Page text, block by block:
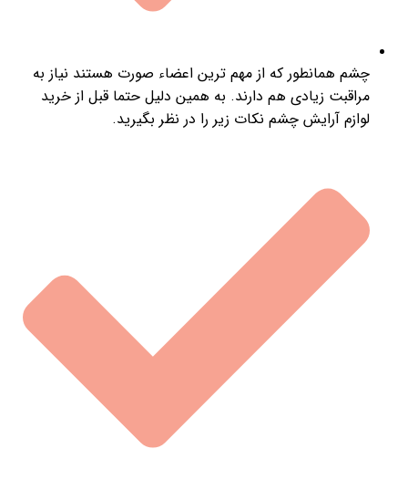
چشم همانطور که از مهم ترین اعضاء صورت هستند نیاز به
مراقبت زیادی هم دارند. به همین دلیل حتما قبل از خرید
لوازم آرایش چشم نکات زیر را در نظر بگیرید.